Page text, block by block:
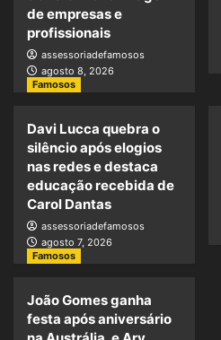
de empresas e
profissionais
assessoriadefamosos
agosto 8, 2026
Famosos
Davi Lucca quebra o
silêncio após elogios
nas redes e destaca
educação recebida de
Carol Dantas
assessoriadefamosos
agosto 7, 2026
Famosos
João Gomes ganha
festa após aniversário